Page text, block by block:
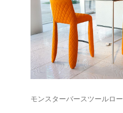
モンスターバースツールロー